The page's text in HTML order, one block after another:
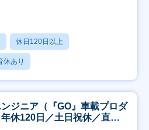
休日120日以上
休あり
ンジニア（『GO』車載プロダ
休120日／土日祝休／直行